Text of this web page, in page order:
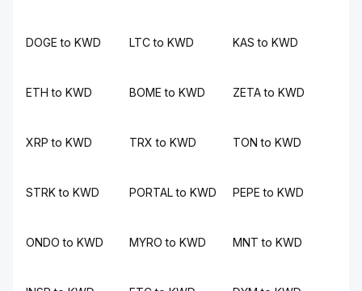
DOGE to KWD LTC to KWD KAS to KWD
ETH to KWD BOME to KWD ZETA to KWD
XRP to KWD TRX to KWD TON to KWD
STRK to KWD PORTAL to KWD PEPE to KWD
ONDO to KWD MYRO to KWD MNT to KWD